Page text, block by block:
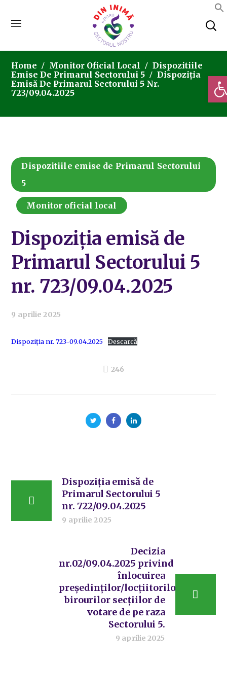
Home Monitor Oficial Local
Dispozitiile
Emise De Primarul Sectorului 5
Dispoziția
Emisă De Primarul Sectorului 5 Nr.
723/09.04.2025
Dispozitiile emise de Primarul Sectorului
5
Monitor oficial local
Dispoziția emisă de
Primarul Sectorului 5
nr. 723/09.04.2025
9 aprilie 2025
Dispoziția nr. 723-09.04.2025 Descarcă
246
Dispoziția emisă de
Primarul Sectorului 5
nr. 722/09.04.2025
9 aprilie 2025
Decizia
nr.02/09.04.2025 privind
înlocuirea
președinților/locțiitorilor
birourilor secțiilor de
votare de pe raza
Sectorului 5.
9 aprilie 2025